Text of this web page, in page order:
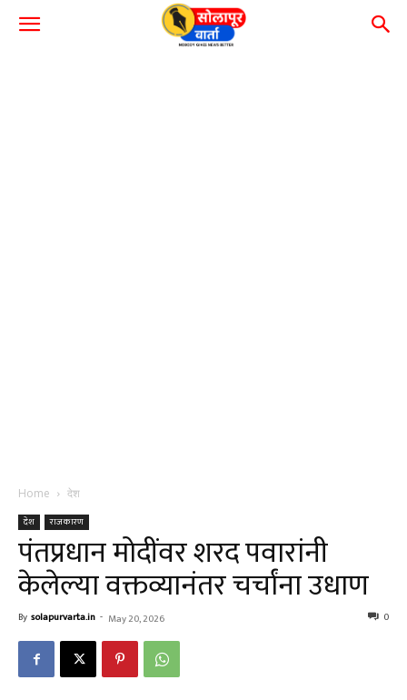
Home देश
देश राजकारण
पंतप्रधान मोदींवर शरद पवारांनी
केलेल्या वक्तव्यानंतर चर्चांना उधाण
By solapurvarta.in - May 20, 2026 0